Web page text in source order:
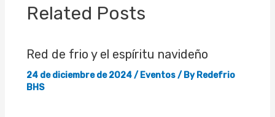
Related Posts
Red de frio y el espíritu navideño
24 de diciembre de 2024/ Eventos/ ByRedefrio
BHS